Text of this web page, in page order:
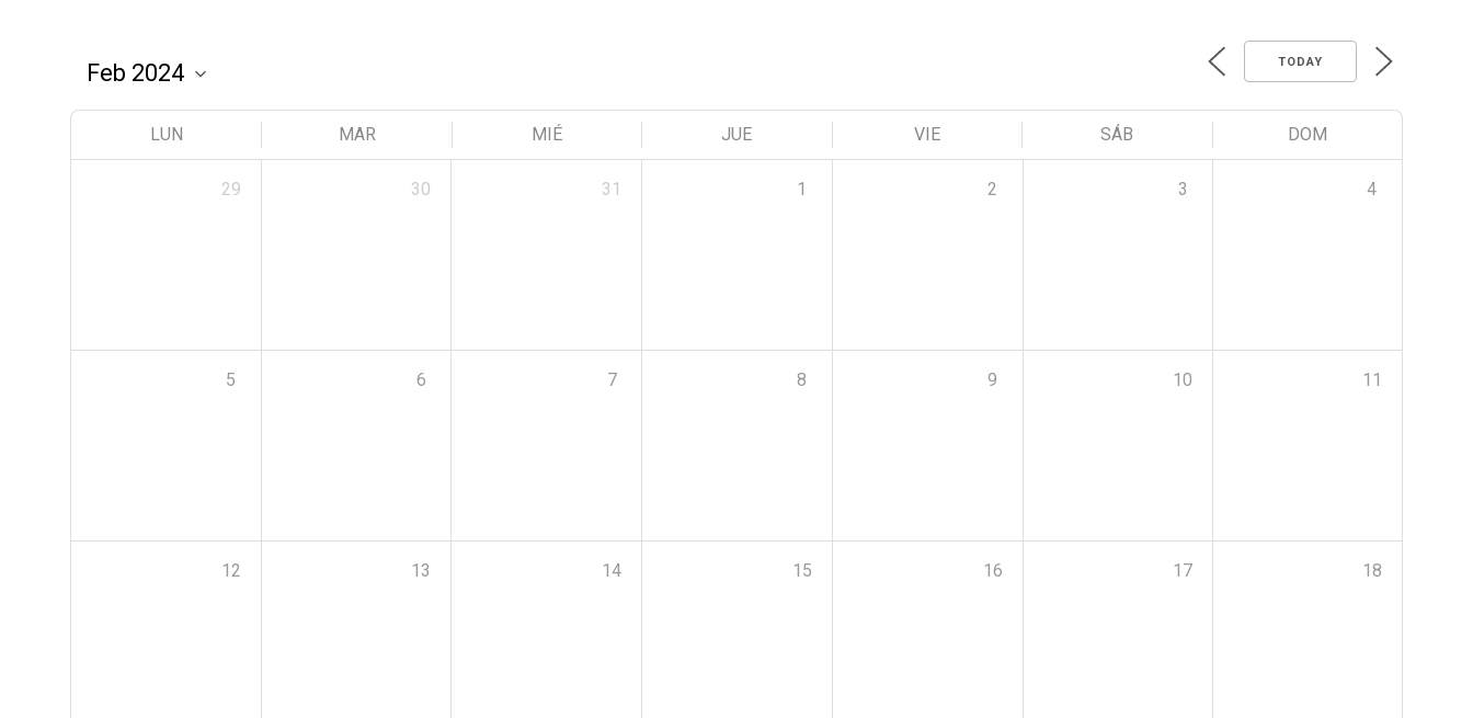
TODAY
LUN MAR MIÉ JUE VIE SÁB DOM
29 30 31 1 2 3 4
5 6 7 8 9 10 11
12 13 14 15 16 17 18